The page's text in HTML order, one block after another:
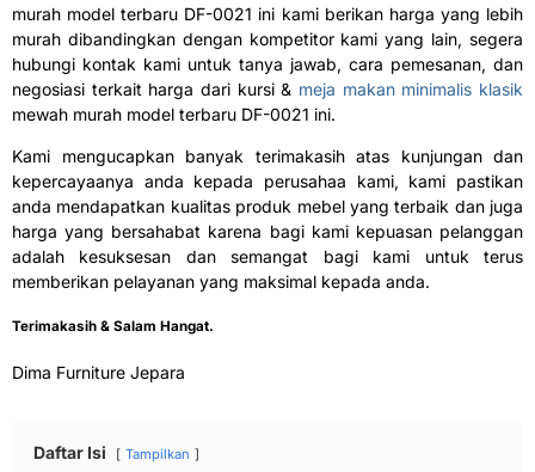
murah model terbaru DF-0021 ini kami berikan harga yang lebih
murah dibandingkan dengan kompetitor kami yang lain, segera
hubungi kontak kami untuk tanya jawab, cara pemesanan, dan
negosiasi terkait harga dari kursi & meja makan minimalis klasik
mewah murah model terbaru DF-0021 ini.
Kami mengucapkan banyak terimakasih atas kunjungan dan
kepercayaanya anda kepada perusahaa kami, kami pastikan
anda mendapatkan kualitas produk mebel yang terbaik dan juga
harga yang bersahabat karena bagi kami kepuasan pelanggan
adalah kesuksesan dan semangat bagi kami untuk terus
memberikan pelayanan yang maksimal kepada anda.
Terimakasih & Salam Hangat.
Dima Furniture Jepara
Daftar Isi Tampilkan